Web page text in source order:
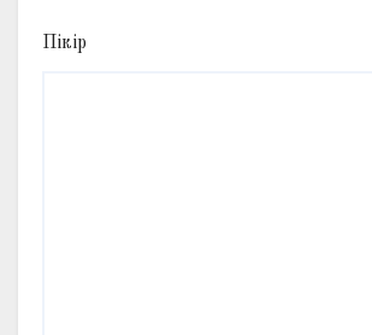
Пікір